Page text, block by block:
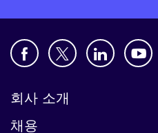
회사 소개
채용